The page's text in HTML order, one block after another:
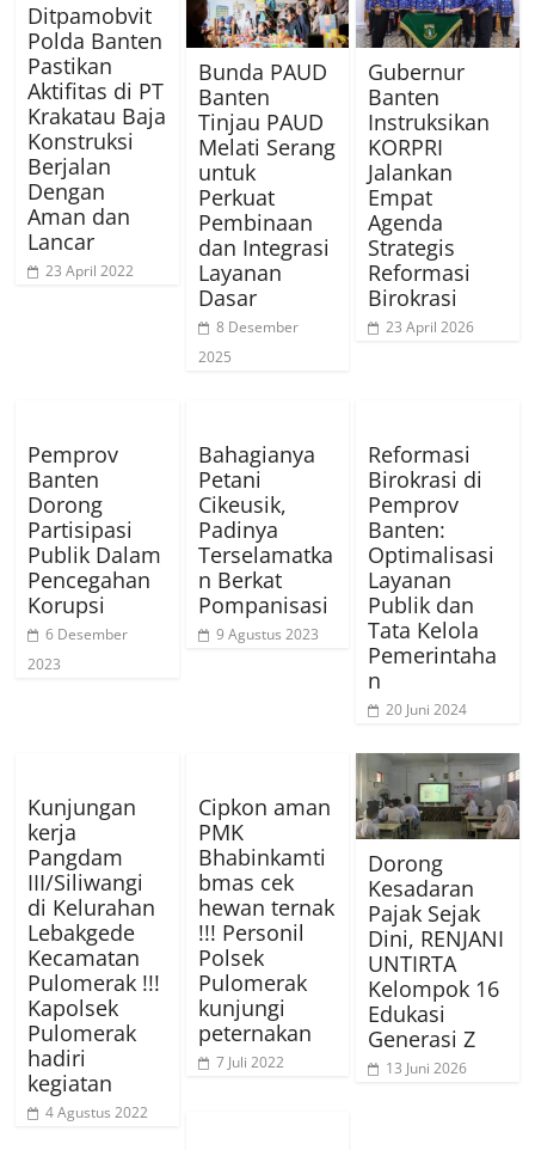
Ditpamobvit
Polda Banten
Pastikan
Aktifitas di PT
Krakatau Baja
Konstruksi
Berjalan
Dengan
Aman dan
Lancar
23 April 2022
Bunda PAUD
Banten
Tinjau PAUD
Melati Serang
untuk
Perkuat
Pembinaan
dan Integrasi
Layanan
Dasar
8 Desember
2025
Gubernur
Banten
Instruksikan
KORPRI
Jalankan
Empat
Agenda
Strategis
Reformasi
Birokrasi
23 April 2026
Pemprov
Banten
Dorong
Partisipasi
Publik Dalam
Pencegahan
Korupsi
6 Desember
2023
Bahagianya
Petani
Cikeusik,
Padinya
Terselamatka
n Berkat
Pompanisasi
9 Agustus 2023
Reformasi
Birokrasi di
Pemprov
Banten:
Optimalisasi
Layanan
Publik dan
Tata Kelola
Pemerintaha
n
20 Juni 2024
Kunjungan
kerja
Pangdam
III/Siliwangi
di Kelurahan
Lebakgede
Kecamatan
Pulomerak !!!
Kapolsek
Pulomerak
hadiri
kegiatan
4 Agustus 2022
Cipkon aman
PMK
Bhabinkamti
bmas cek
hewan ternak
!!! Personil
Polsek
Pulomerak
kunjungi
peternakan
7 Juli 2022
Dorong
Kesadaran
Pajak Sejak
Dini, RENJANI
UNTIRTA
Kelompok 16
Edukasi
Generasi Z
13 Juni 2026